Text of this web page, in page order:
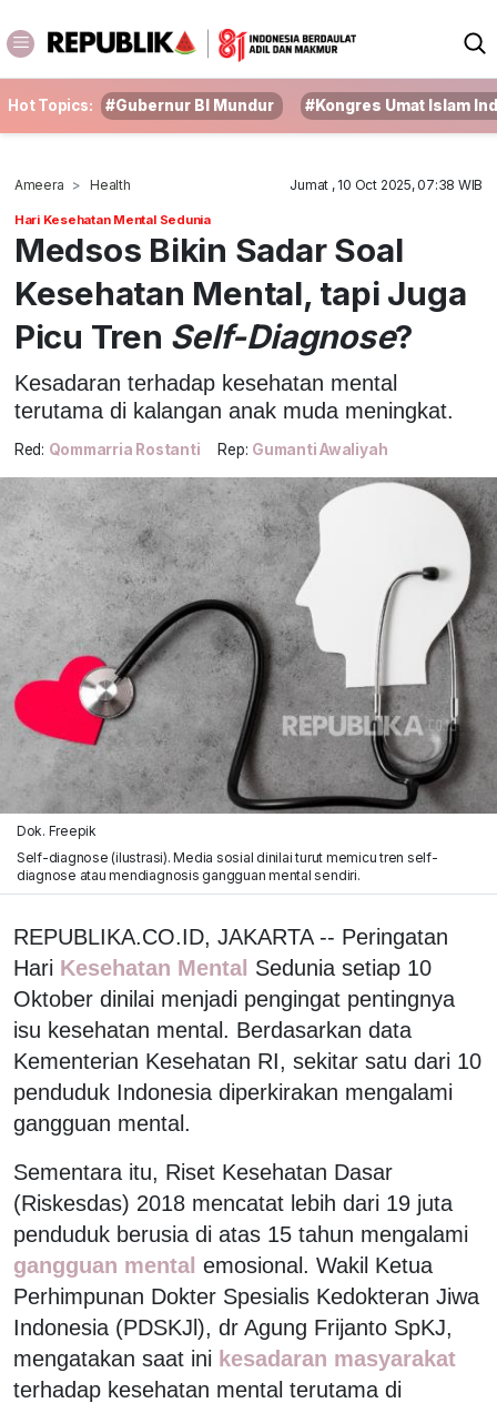
Hot Topics: #Gubernur BI Mundur #Kongres Umat Islam
Ameera Health Jumat , 10 Oct 2025, 07:38 WIB
Hari Kesehatan Mental Sedunia
Medsos Bikin Sadar Soal
Kesehatan Mental, tapi Juga
Picu Tren Self-Diagnose?
Kesadaran terhadap kesehatan mental
terutama di kalangan anak muda meningkat.
Red: Qommarria Rostanti Rep: Gumanti Awaliyah
Dok. Freepik
Self-diagnose (ilustrasi). Media sosial dinilai turut memicu tren self-
diagnose atau mendiagnosis gangguan mental sendiri.
REPUBLIKA.CO.ID, JAKARTA -- Peringatan
Hari Kesehatan Mental Sedunia setiap 10
Oktober dinilai menjadi pengingat pentingnya
isu kesehatan mental. Berdasarkan data
Kementerian Kesehatan RI, sekitar satu dari 10
penduduk Indonesia diperkirakan mengalami
gangguan mental.
Sementara itu, Riset Kesehatan Dasar
(Riskesdas) 2018 mencatat lebih dari 19 juta
penduduk berusia di atas 15 tahun mengalami
gangguan mental emosional. Wakil Ketua
Perhimpunan Dokter Spesialis Kedokteran Jiwa
Indonesia (PDSKJl), dr Agung Frijanto SpKJ,
mengatakan saat ini kesadaran masyarakat
terhadap kesehatan mental terutama di